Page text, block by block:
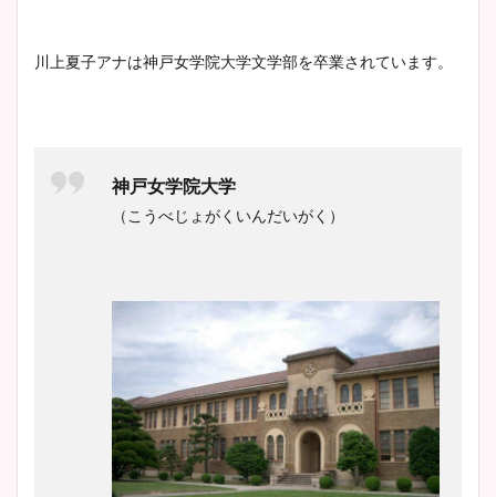
清水麻椰アナのかわいい画
大家彩香アナのかわいいカッ
安藤萌々アナのカップ画像や
ニット衣装まとめ！美足の筋
肉も凄い！
川上夏子アナは神戸女学院大学文学部を卒業されています。
神戸女学院大学
（こうべじょがくいんだいがく）